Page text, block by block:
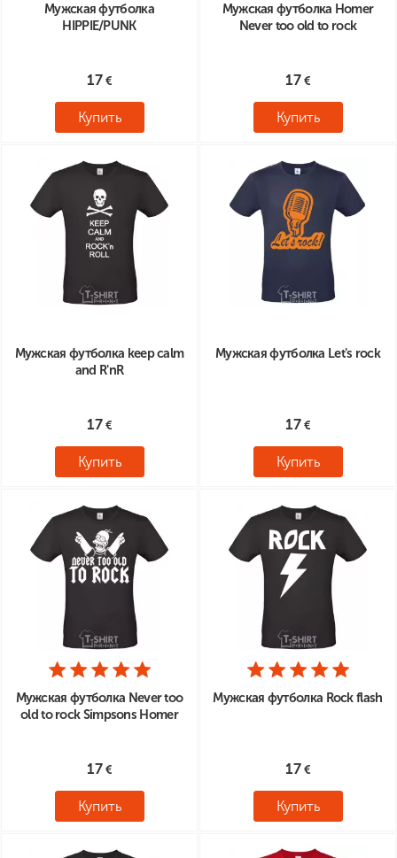
Мужская футболка
HIPPIE/PUNK
17
Купить
Мужская футболка Homer
Never too old to rock
17
Купить
Мужская футболка keep calm
and R'nR
17
Купить
Мужская футболка Let's rock
17
Купить
Мужская футболка Never too
old to rock Simpsons Homer
17
Купить
Мужская футболка Rock flash
17
Купить